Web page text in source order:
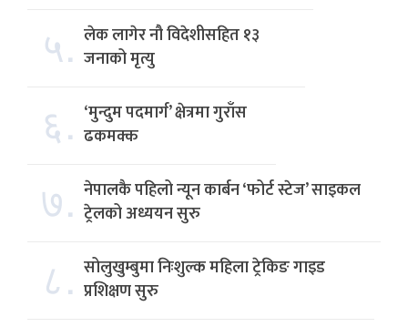
५. लेक लागेर नौ विदेशीसहित १३
जनाको मृत्यु
६. ‘मुन्दुम पदमार्ग’ क्षेत्रमा गुराँस
ढकमक्क
७. नेपालकै पहिलो न्यून कार्बन ‘फोर्ट स्टेज’ साइकल
ट्रेलको अध्ययन सुरु
८. सोलुखुम्बुमा निःशुल्क महिला ट्रेकिङ गाइड
प्रशिक्षण सुरु